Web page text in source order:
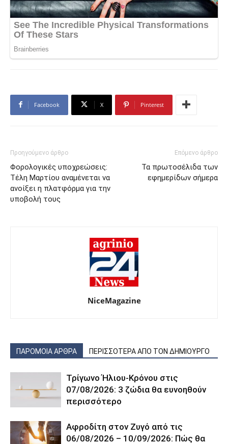
Facebook X Pinterest
Προηγούμενο άρθρο
Φορολογικές υποχρεώσεις:
Τέλη Μαρτίου αναμένεται να
ανοίξει η πλατφόρμα για την
υποβολή τους
Επόμενο άρθρο
Τα πρωτοσέλιδα των
εφημερίδων σήμερα
NiceMagazine
ΠΑΡΟΜΟΙΑ ΑΡΘΡΑ ΠΕΡΙΣΣΟΤΕΡΑ ΑΠΟ ΤΟΝ ΔΗΜΙΟΥΡΓΟ
Τρίγωνο Ήλιου-Κρόνου στις
07/08/2026: 3 ζώδια θα ευνοηθούν
περισσότερο
Αφροδίτη στον Ζυγό από τις
06/08/2026 – 10/09/2026: Πώς θα